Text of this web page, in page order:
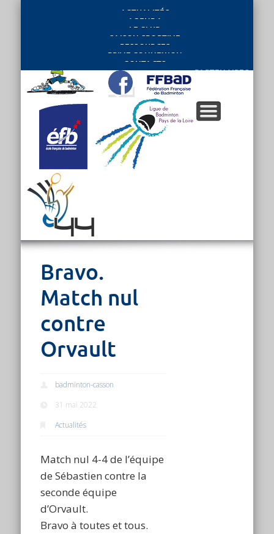
ACTUALITÉS
AGENDA
LE CLUB
SAISON SPORTIVE
RESSOURCES
PRIVE CONNEXION
CONTACTS
PARTENAIRES
Bravo.
Match nul
contre
Orvault
badminton-casson
31 mai 2022
Actualités
Match nul 4-4 de l’équipe
de Sébastien contre la
seconde équipe
d’Orvault.
Bravo à toutes et tous.